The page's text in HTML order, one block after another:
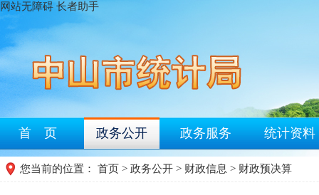
网站无障碍 长者助手
首 页 政务公开 政务服务 统计资料
您当前的位置： 首页 > 政务公开 > 财政信息 > 财政预决算